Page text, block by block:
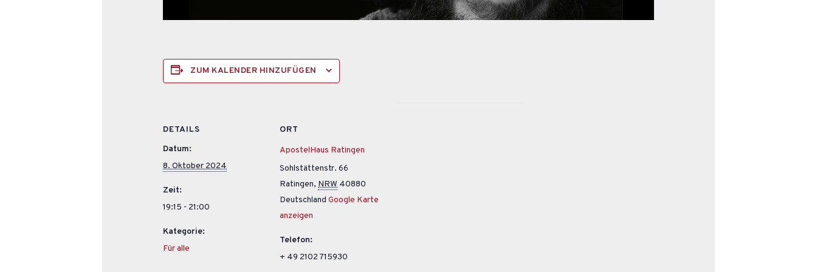
ZUM KALENDER HINZUFÜGEN
DETAILS
Datum:
8. Oktober 2024
Zeit:
19:15 - 21:00
Kategorie:
Für alle
ORT
ApostelHaus Ratingen
Sohlstättenstr. 66
Ratingen, NRW 40880
Deutschland Google Karte
anzeigen
Telefon:
+ 49 2102 715930